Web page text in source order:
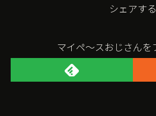
シェアする
マイペ〜スおじさんを